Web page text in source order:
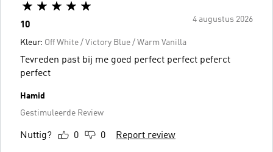
4 augustus 2026
10
Kleur: Off White / Victory Blue / Warm Vanilla
Tevreden past bij me goed perfect perfect peferct
perfect
Hamid
Gestimuleerde Review
Nuttig? 0 0 Report review